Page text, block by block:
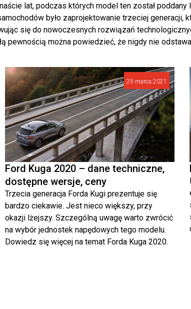
lat, podczas których model ten został
było zaprojektowanie trzeciej generacji,
się do nowoczesnych rozwiązań
pewnością można powiedzieć, że nigdy nie
29 marca 2021
Ford Kuga 2020 – dane techniczne,
dostępne wersje, ceny
Trzecia generacja Forda Kugi prezentuje się
bardzo ciekawie. Jest nieco większy, przy
okazji lżejszy. Szczególną uwagę warto zwrócić
na wybór jednostek napędowych tego modelu.
Dowiedz się więcej na temat Forda Kuga 2020.